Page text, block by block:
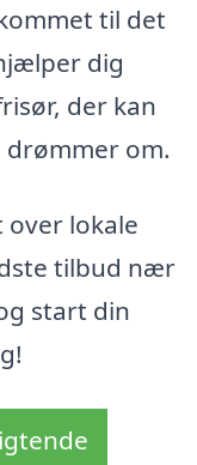
til det
dig
der kan
drømmer om.
over lokale
tilbud nær
start din